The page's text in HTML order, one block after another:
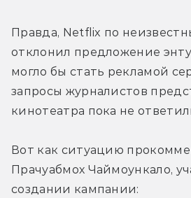
Правда, Netflix по
отклонил предложение
могло бы стать рекламой
запросы журналистов
кинотеатра пока не
Вот как ситуацию
Прачуабмох Чаймоункало,
создании кампании: